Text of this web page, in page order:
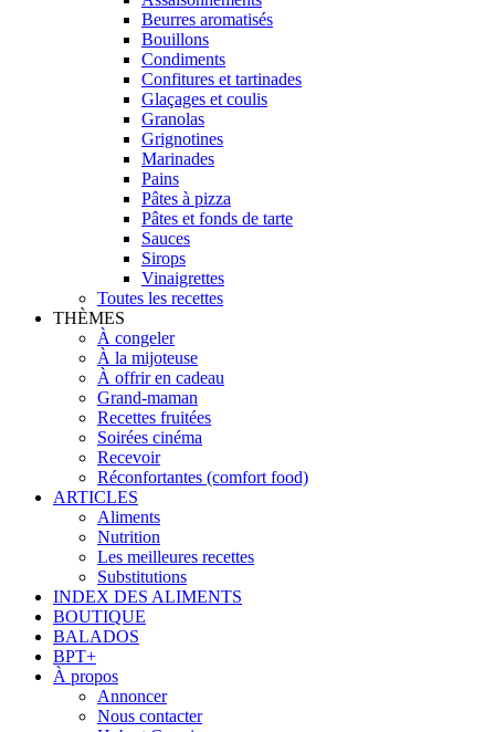
Beurres aromatisés
Bouillons
Condiments
Confitures et tartinades
Glaçages et coulis
Granolas
Grignotines
Marinades
Pains
Pâtes à pizza
Pâtes et fonds de tarte
Sauces
Sirops
Vinaigrettes
Toutes les recettes
THÈMES
À congeler
À la mijoteuse
À offrir en cadeau
Grand-maman
Recettes fruitées
Soirées cinéma
Recevoir
Réconfortantes (comfort food)
ARTICLES
Aliments
Nutrition
Les meilleures recettes
Substitutions
INDEX DES ALIMENTS
BOUTIQUE
BALADOS
BPT+
À propos
Annoncer
Nous contacter